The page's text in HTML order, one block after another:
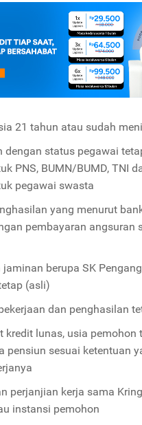
21 tahun atau sudah
dengan status pegawai
PNS, BUMN/BUMD, TNI
pegawai swasta
yang menurut
pembayaran angsuran
jaminan berupa SK
(asli)
dan penghasilan
kredit lunas, usia pemohon
pensiun sesuai ketentuan
perjanjian kerja sama
instansi pemohon